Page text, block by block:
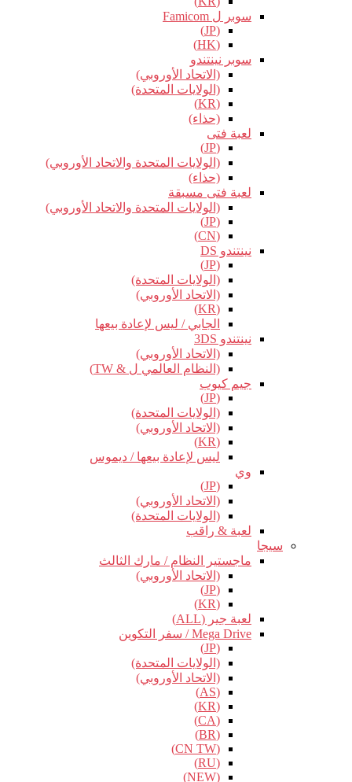
سوبر ل Famicom
(JP)
(HK)
سوبر نينتندو
(الاتحاد الأوروبي)
(الولايات المتحدة)
(KR)
(حذاء)
لعبة فتى
(JP)
(الولايات المتحدة والاتحاد الأوروبي)
(حذاء)
لعبة فتى مسبقة
(الولايات المتحدة والاتحاد الأوروبي)
(JP)
(CN)
نينتندو DS
(JP)
(الولايات المتحدة)
(الاتحاد الأوروبي)
(KR)
الجابي / ليس لإعادة بيعها
نينتندو 3DS
(الاتحاد الأوروبي)
(النظام العالمي ل & TW)
جيم كيوب
(JP)
(الولايات المتحدة)
(الاتحاد الأوروبي)
(KR)
ليس لإعادة بيعها / ديموس
وي
(JP)
(الاتحاد الأوروبي)
(الولايات المتحدة)
لعبة & راقب
سيجا
ماجستير النظام / مارك الثالث
(الاتحاد الأوروبي)
(JP)
(KR)
لعبة جير (ALL)
Mega Drive / سفر التكوين
(JP)
(الولايات المتحدة)
(الاتحاد الأوروبي)
(AS)
(KR)
(CA)
(BR)
(CN TW)
(RU)
(NEW)